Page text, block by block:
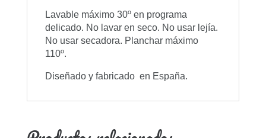
Lavable máximo 30º en programa
delicado. No lavar en seco. No usar lejía.
No usar secadora. Planchar máximo
110º.
Diseñado y fabricado en España.